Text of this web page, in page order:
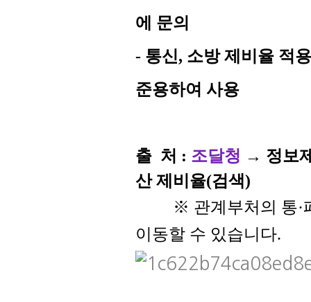
에 문의
- 통신, 소방 제비율 적
준용하여 사용
출 처 : 조달청 → 정보
산 제비율(검색)
※ 관계부처의 통·폐
이동할 수 있습니다.